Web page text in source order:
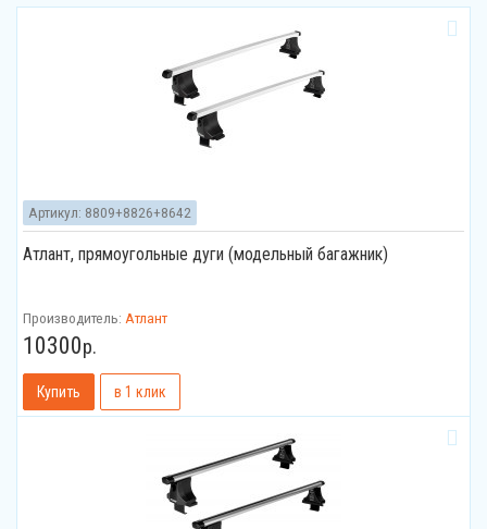
Атлант, прямоугольные дуги (модельный багажник)
Артикул: 8809+8826+8642
Производитель: Атлант
10300р.